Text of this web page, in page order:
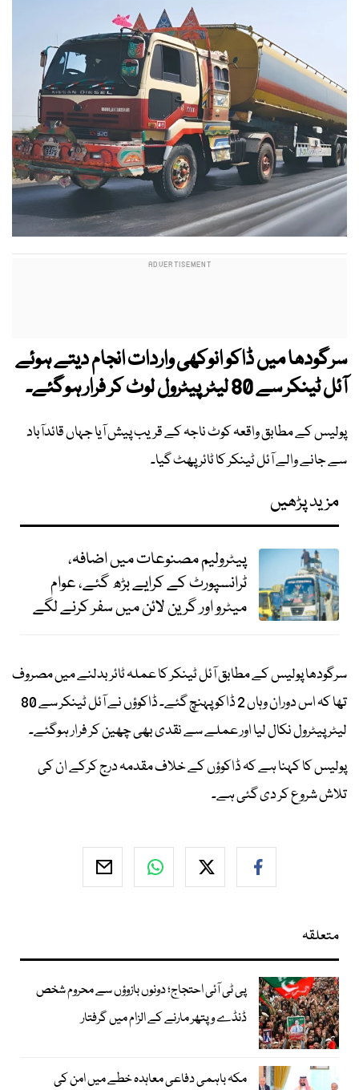
سرگودھا میں ڈاکو انوکھی واردات انجام دیتے ہوئے
آئل ٹینکر سے 80 لیٹر پیٹرول لوٹ کر فرار ہوگئے۔
پولیس کے مطابق واقعہ کوٹ ناجہ کے قریب پیش آیا جہاں قائدآباد
سے جانے والے آئل ٹینکر کا ٹائر پھٹ گیا۔
مزید پڑھیں
پیٹرولیم مصنوعات میں اضافہ،
ٹرانسپورٹ کے کرایے بڑھ گئے، عوام
میٹرو اور گرین لائن میں سفر کرنے لگے
سرگودھا پولیس کے مطابق آئل ٹینکر کا عملہ ٹائر بدلنے میں مصروف
تھا کہ اس دوران وہاں 2 ڈاکو پہنچ گئے۔ ڈاکوؤں نے آئل ٹینکر سے 80
لیٹر پیٹرول نکال لیا اور عملے سے نقدی بھی چھین کر فرار ہوگئے۔
پولیس کا کہنا ہے کہ ڈاکوؤں کے خلاف مقدمہ درج کرکے ان کی
تلاش شروع کر دی گئی ہے۔
متعلقہ
پی ٹی آئی احتجاج؛ دونوں بازوؤں سے محروم شخص
ڈنڈے و پتھر مارنے کے الزام میں گرفتار
مکہ باہمی دفاعی معاہدہ خطے میں امن کی